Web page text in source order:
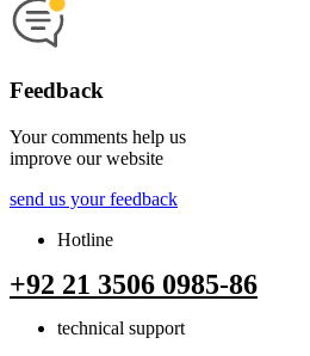
Feedback
Your comments help us
improve our website
send us your feedback
Hotline
+92 21 3506 0985-86
technical support